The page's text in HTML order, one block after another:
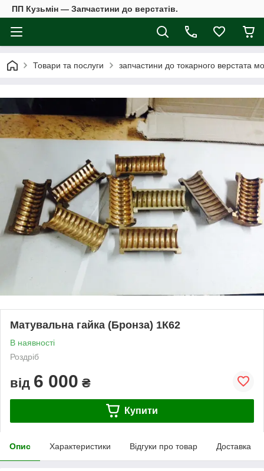
ПП Кузьмін — Запчастини до верстатів.
Товари та послуги запчастини до токарного верстата
Матувальна гайка (Бронза) 1К62
В наявності
Роздріб
від 6 000 ₴
Купити
Опис Характеристики Відгуки про товар Доставка